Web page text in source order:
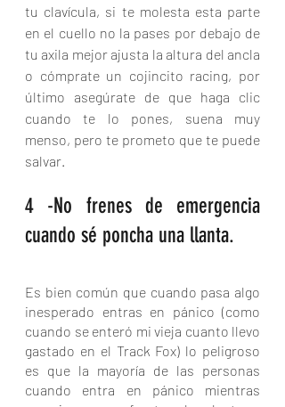
tu clavícula, si te molesta esta parte
en el cuello no la pases por debajo de
tu axila mejor ajusta la altura del ancla
o cómprate un cojincito racing, por
último asegúrate de que haga clic
cuando te lo pones, suena muy
menso, pero te prometo que te puede
salvar.
4 -No frenes de emergencia
cuando sé poncha una llanta.
Es bien común que cuando pasa algo
inesperado entras en pánico (como
cuando se enteró mi vieja cuanto llevo
gastado en el Track Fox) lo peligroso
es que la mayoría de las personas
cuando entra en pánico mientras